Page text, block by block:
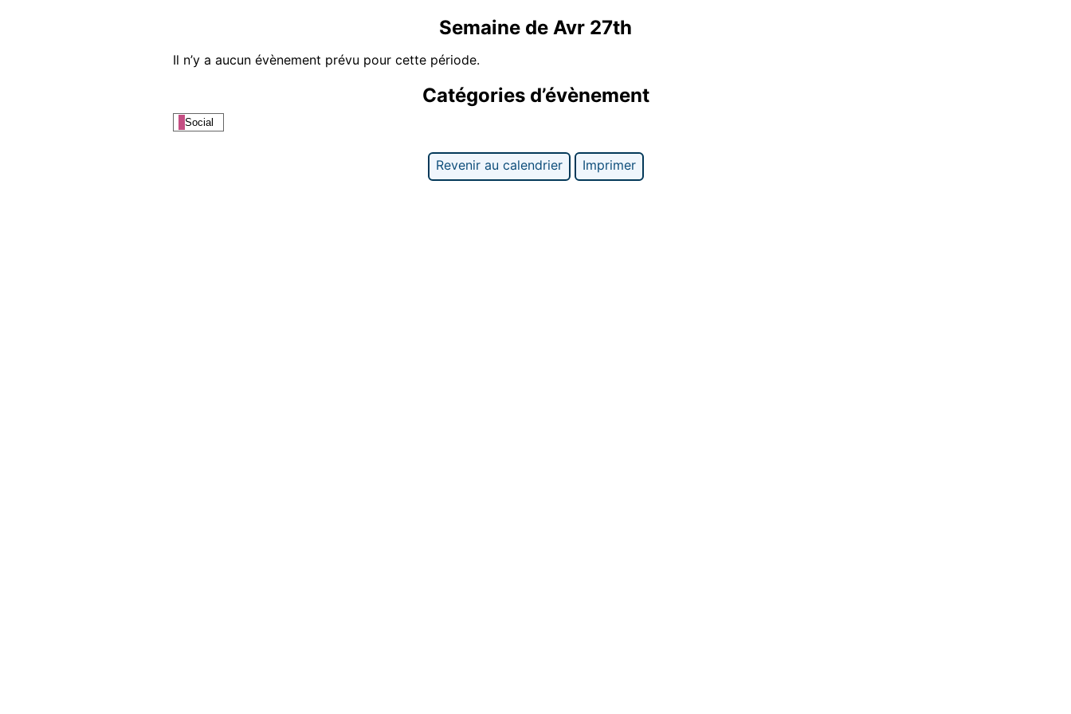
Semaine de Avr 27th
Il n’y a aucun évènement prévu pour cette période.
Catégories d’évènement
Social
Revenir au calendrier Imprimer